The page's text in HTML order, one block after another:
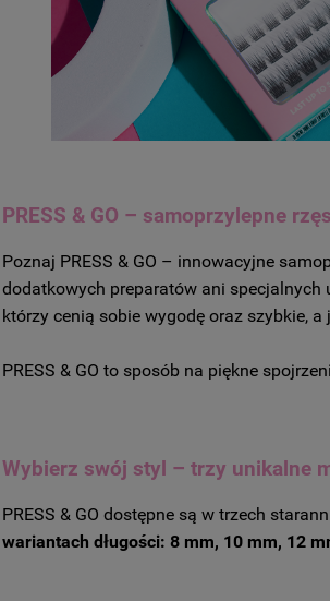
PRESS & GO – samoprzylepne
Poznaj PRESS & GO – innowacyjne
dodatkowych preparatów ani specjalnych
którzy cenią sobie wygodę oraz szybkie,
PRESS & GO to sposób na piękne
Wybierz swój styl – trzy unikalne
PRESS & GO dostępne są w trzech
wariantach długości: 8 mm, 10 mm, 12